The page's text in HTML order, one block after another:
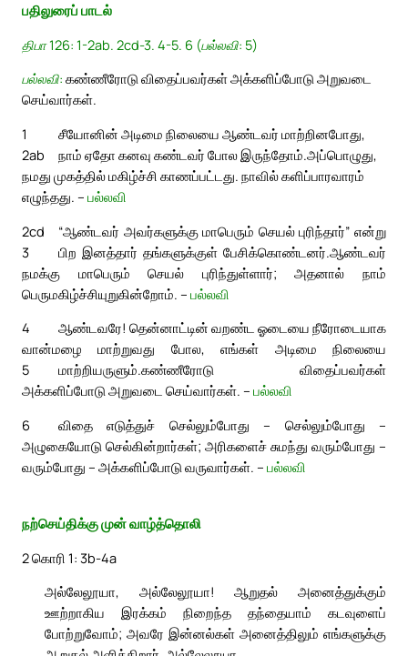
பதிலுரைப் பாடல்
திபா 126: 1-2ab. 2cd-3. 4-5. 6 (பல்லவி: 5)
பல்லவி: கண்ணீரோடு விதைப்பவர்கள் அக்களிப்போடு அறுவடை
செய்வார்கள்.
1
சீயோனின் அடிமை நிலையை ஆண்டவர் மாற்றினபோது,
நாம் ஏதோ கனவு கண்டவர் போல இருந்தோம்.
2ab
அப்பொழுது,
நமது முகத்தில் மகிழ்ச்சி காணப்பட்டது. நாவில் களிப்பாரவாரம்
எழுந்தது. – பல்லவி
2cd
“ஆண்டவர் அவர்களுக்கு மாபெரும் செயல் புரிந்தார்” என்று
பிற இனத்தார் தங்களுக்குள் பேசிக்கொண்டனர்.
3
ஆண்டவர்
நமக்கு மாபெரும் செயல் புரிந்துள்ளார்; அதனால் நாம்
பெருமகிழ்ச்சியுறுகின்றோம். – பல்லவி
4
ஆண்டவரே! தென்னாட்டின் வறண்ட ஓடையை நீரோடையாக
வான்மழை மாற்றுவது போல, எங்கள் அடிமை நிலையை
மாற்றியருளும்.
5
கண்ணீரோடு விதைப்பவர்கள்
அக்களிப்போடு அறுவடை செய்வார்கள். – பல்லவி
6
விதை எடுத்துச் செல்லும்போது – செல்லும்போது –
அழுகையோடு செல்கின்றார்கள்; அரிகளைச் சுமந்து வரும்போது –
வரும்போது – அக்களிப்போடு வருவார்கள். – பல்லவி
நற்செய்திக்கு முன் வாழ்த்தொலி
2 கொரி 1: 3b-4a
அல்லேலூயா, அல்லேலூயா! ஆறுதல் அனைத்துக்கும்
ஊற்றாகிய இரக்கம் நிறைந்த தந்தையாம் கடவுளைப்
போற்றுவோம்; அவரே இன்னல்கள் அனைத்திலும் எங்களுக்கு